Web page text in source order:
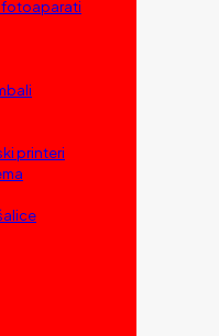
fotoaparati
printeri